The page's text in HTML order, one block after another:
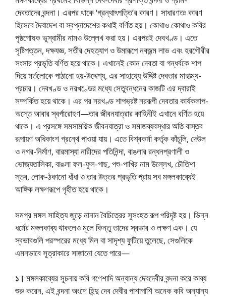
দেবতাদের বন্দনা। এরপর থাকে ‘গ্রন্থাৎপত্তি’র কারণ। সাধারণতঃ কারণ
হিসেবে দৈবাদেশ বা স্বপ্নাদেশের কথাই বর্ণিত হয়। কোথাও কোথাও কবির
পৃষ্ঠপােষক ভূস্বামীর নামও উল্লেখ করা হয়। এরপরই দেবখণ্ড। এতে
সৃষ্টিপত্তন, দক্ষযজ্ঞ, সতীর দেহত্যাগ ও উমারূপে নবজন্ম লাভ এবং হরগৌরীর
সংসার প্রভৃতি বর্ণিত হয়ে থাকে। এখানেই কোন দেবতা বা গন্ধর্বকে শাপ
দিয়ে মর্তলােকে পাঠানাে হয়-উদ্দেশ্য, এর সাহায্যে উদ্দিষ্ট দেবতার মাহাত্ম্য-
প্রচার। দেবখণ্ড ও নরখণ্ডের মধ্যে সেতুবন্ধনের কাজটি এর দ্বারাই
সম্পর্কিত হয়ে থাকে। এর পর নরখণ্ড শাপভ্রষ্ট নররূপী দেবতার কার্যকলাপ-
অস্তে আবার স্বর্গারােহণ—তার জীবনযাত্রার কাহিনীই এখানে বর্ণিত হয়ে
থাকে। এ প্রসঙ্গে সমসাময়িক জীবনযাত্রা ও সমাজব্যবস্থার অতি বাস্তব
রূপায়ণ অধিকাংশ গ্রন্থে পাওয়া যায়। এতে বিশ্বকর্মা কর্তৃক কাঁচুলি, দেউল
ও নগর-নির্মাণ, বারমাস্যা নারীদের পতিনিন্দা, বাঙলার রন্ধনপ্রণালী ও
ভােজ্যতালিকা, বাঙলা ফল-ফুল-গাছ, পশু-পাখির নাম উল্লেখ, চৌতিশা
স্তব, লােক-ঠকানাে ধাঁধা ও তার উত্তর প্রভৃতি প্রায় সব মঙ্গলকাব্যেই
আঙ্গিক লক্ষণরূপে গৃহীত হয়ে থাকে।
সমগ্র মঙ্গল সাহিত্য জুড়ে নানান বৈচিত্রের সুসংহত রূপ পরিদৃষ্ট হয়। ভিন্ন
ধর্মের মঙ্গলকাব্য থাকলেও মূলে কিন্তু তাদের স্বভাব ও লক্ষণ এক। যে
স্বভাবগুলি পরস্পরের মধ্যে মিল বা সাদৃশ্য ফুটিয়ে তুলেছে, সেগুলিকে
এমনভাবে সূত্রাকারে সাজানো যেতে পারে—
১। মঙ্গলকাব্যের সূচনায় কবি গণেশাদি অন্যান্য দেবদেবীর বন্দনা করে কাব্য
শুরু করেন, এই বন্দনা অংশে হিন্দু দেব দেবীর পাশাপাশি অনেক কবি অন্যান্য